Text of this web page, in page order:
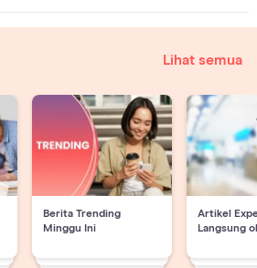
Lihat semua
Berita Trending
Minggu Ini
Artikel
Langsung